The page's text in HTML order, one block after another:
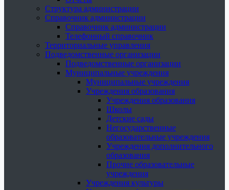
Структура администрации
Справочник администрации
Справочник администрации
Телефонный справочник
Территориальные управления
Подведомственные организации
Подведомственные организации
Муниципальные учреждения
Муниципальные учреждения
Учреждения образования
Учреждения образования
Школы
Детские сады
Негосударственные
образовательные учреждения
Учреждения дополнительного
образования
Прочие образовательные
учреждения
Учреждения культуры